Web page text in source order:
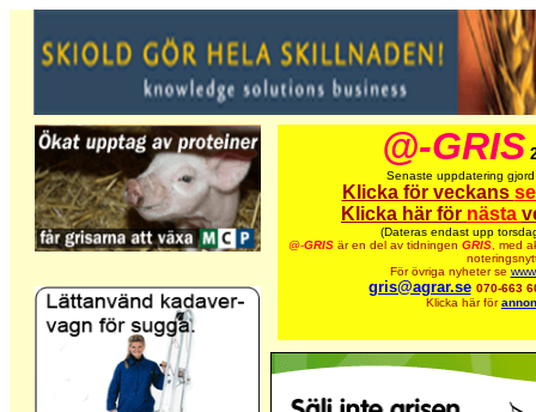
@-GRIS
Senaste uppdatering
Klicka för veckans
Klicka här för nästa
(Dateras endast upp
@-GRIS är en del av tidningen GRIS med
För övriga nyheter se
gris@agrar.se 070-663
Klicka här för